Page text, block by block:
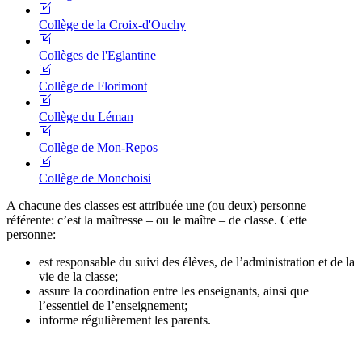
Collège de la Croix-d'Ouchy
Collèges de l'Eglantine
Collège de Florimont
Collège du Léman
Collège de Mon-Repos
Collège de Monchoisi
A chacune des classes est attribuée une (ou deux) personne
référente: c’est la maîtresse – ou le maître – de classe. Cette
personne:
est responsable du suivi des élèves, de l’administration et de la
vie de la classe;
assure la coordination entre les enseignants, ainsi que
l’essentiel de l’enseignement;
informe régulièrement les parents.